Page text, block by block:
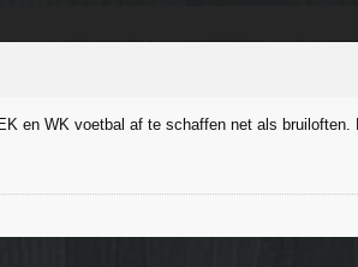
en WK voetbal af te schaffen net als